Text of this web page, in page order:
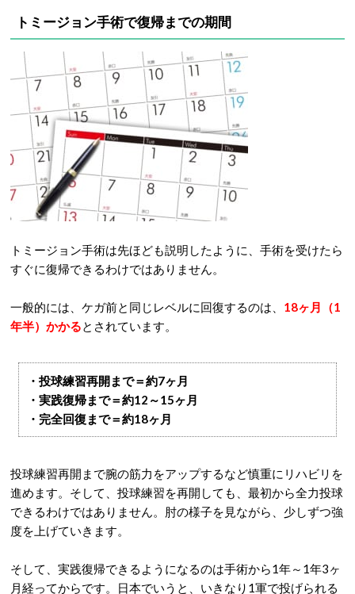
トミージョン手術で復帰までの期間
トミージョン手術は先ほども説明したように、手術を受けたら
すぐに復帰できるわけではありません。
一般的には、ケガ前と同じレベルに回復するのは、 18ヶ月（1
年半）かかるとされています。
・投球練習再開まで＝約7ヶ月
・実践復帰まで＝約12～15ヶ月
・完全回復まで＝約18ヶ月
投球練習再開まで腕の筋力をアップするなど慎重にリハビリを
進めます。そして、投球練習を再開しても、最初から全力投球
できるわけではありません。肘の様子を見ながら、少しずつ強
度を上げていきます。
そして、実践復帰できるようになるのは手術から1年～1年3ヶ
月経ってからです。日本でいうと、いきなり1軍で投げられる